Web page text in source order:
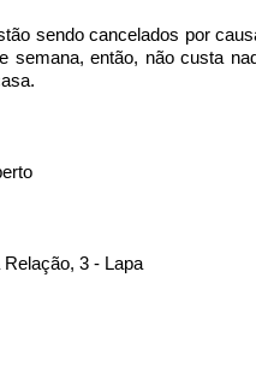
sendo cancelados por
semana, então, não custa
3 - Lapa